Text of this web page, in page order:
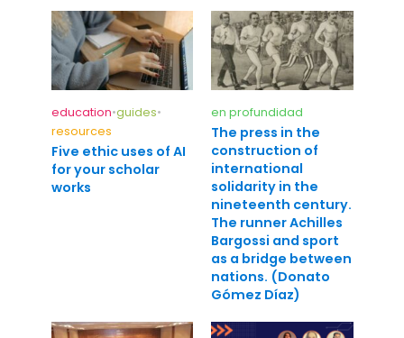
education•guides•
resources
Five ethic uses of AI
for your scholar
works
en profundidad
The press in the
construction of
international
solidarity in the
nineteenth century.
The runner Achilles
Bargossi and sport
as a bridge between
nations. (Donato
Gómez Díaz)